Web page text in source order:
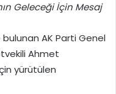
Geleceği İçin Mesaj
AK Parti Genel
Ahmet
yürütülen